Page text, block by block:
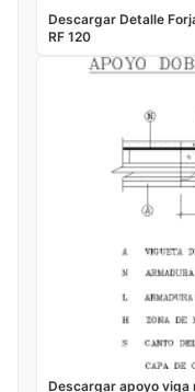
Descargar Detalle
RF 120
Descargar apoyo viga